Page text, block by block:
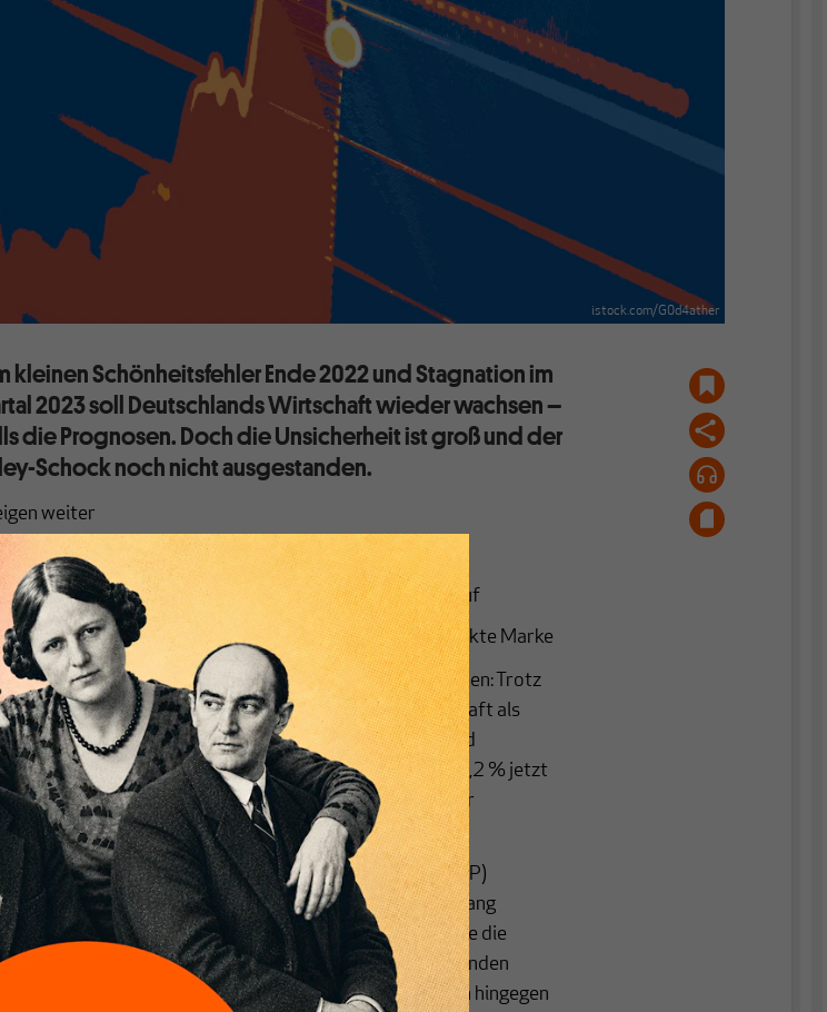
istock.com/G0d4ather
kleinen Schönheitsfehler Ende 2022 und Stagnation im
2023 soll Deutschlands Wirtschaft wieder wachsen –
die Prognosen. Doch die Unsicherheit ist groß und der
Schock noch nicht ausgestanden.
weiter
Export steigen
der Unternehmen hellen sich geringfügig auf
überschreitet seit langer Zeit 100 Punkte Marke
lässt sich ihren Optimismus nicht so schnell nehmen: Trotz
und Unsicherheiten habe sich die deutsche Wirtschaft als
und widerstandsfähig erwiesen“, glaubt Wirtschafts- und
Robert Habeck. Daher geht die Regierung anstatt von 0,2 % jetzt
aus. Kurz zuvor hatte der IWF seine Prognose für
nach unten korrigiert (wir berichteten).
2023 stagnierte das deutsche Bruttoinlandsprodukt (BIP)
4. Quartal 2022. Noch Ende 2022 gab es einen Rückgang
% im 4. Quartal 2022 zum Vorquartal). Gebremst wurde die
Statistischem Bundesamt Anfang 2023 von abnehmenden
Konsumausgaben. Wachstumsimpulse kamen hingegen